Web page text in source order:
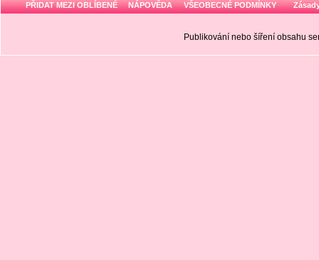
PŘIDAT MEZI OBLÍBENÉ NÁPOVĚDA VŠEOBECNÉ PODMÍNKY
Publikování nebo šíření obsahu